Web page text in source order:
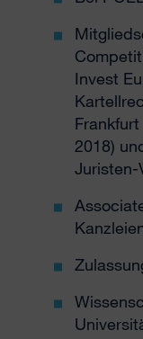
Invest
2018)
Juristen-